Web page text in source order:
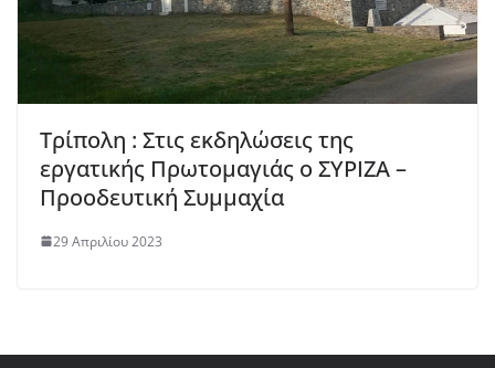
Τρίπολη : Στις εκδηλώσεις της
εργατικής Πρωτομαγιάς ο ΣΥΡΙΖΑ –
Προοδευτική Συμμαχία
29 Απριλίου 2023